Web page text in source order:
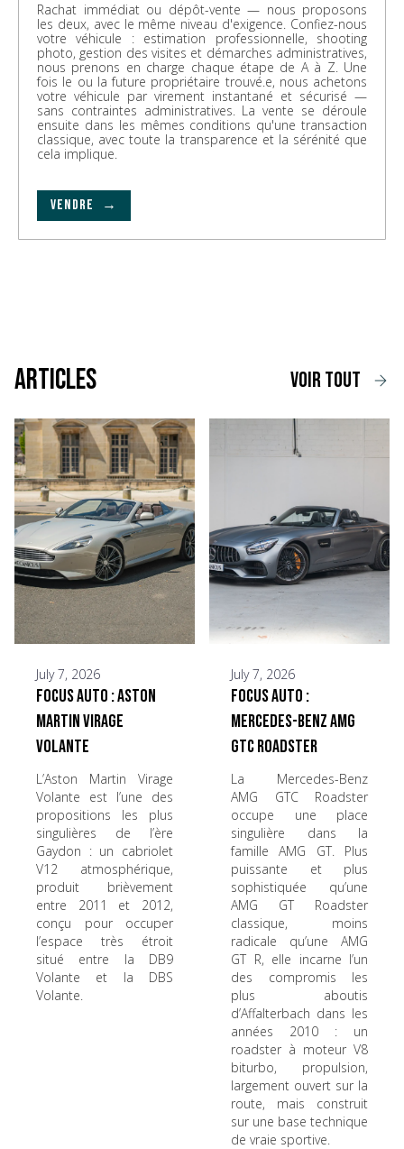
Rachat immédiat ou dépôt-vente — nous proposons
les deux, avec le même niveau d'exigence. Confiez-nous
votre véhicule : estimation professionnelle, shooting
photo, gestion des visites et démarches administratives,
nous prenons en charge chaque étape de A à Z. Une
fois le ou la future propriétaire trouvé.e, nous achetons
votre véhicule par virement instantané et sécurisé —
sans contraintes administratives. La vente se déroule
ensuite dans les mêmes conditions qu'une transaction
classique, avec toute la transparence et la sérénité que
cela implique.
VENDRE →
voir tout
Articles
July 7, 2026
Focus Auto : Aston
Martin Virage
Volante
L’Aston Martin Virage
Volante est l’une des
propositions les plus
singulières de l’ère
Gaydon : un cabriolet
V12 atmosphérique,
produit brièvement
entre 2011 et 2012,
conçu pour occuper
l’espace très étroit
situé entre la DB9
Volante et la DBS
Volante.
July 7, 2026
Focus Auto :
Mercedes-Benz AMG
GTC Roadster
La Mercedes-Benz
AMG GTC Roadster
occupe une place
singulière dans la
famille AMG GT. Plus
puissante et plus
sophistiquée qu’une
AMG GT Roadster
classique, moins
radicale qu’une AMG
GT R, elle incarne l’un
des compromis les
plus aboutis
d’Affalterbach dans les
années 2010 : un
roadster à moteur V8
biturbo, propulsion,
largement ouvert sur la
route, mais construit
sur une base technique
de vraie sportive.